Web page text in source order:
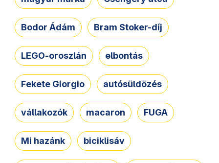
Bodor Ádám Bram Stoker-díj
LEGO-oroszlán elbontás
Fekete Giorgio autósüldözés
vállakozók macaron FUGA
Mi hazánk biciklisáv